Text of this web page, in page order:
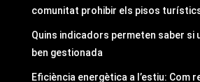
comunitat prohibir els pisos
Quins indicadors permeten saber si
ben gestionada
Eficiència energètica a l’estiu: Com